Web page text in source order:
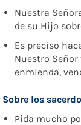
Nuestra
de su Hijo
Es preciso
Nuestro
enmienda,
Sobre los
Pida mucho